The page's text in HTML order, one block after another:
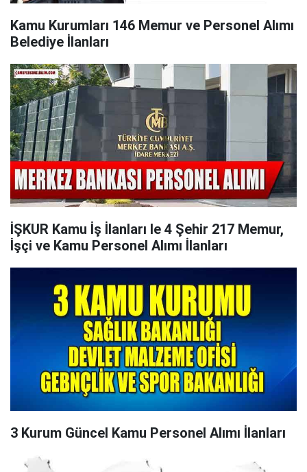
Kamu Kurumları 146 Memur ve Personel Alımı
Belediye İlanları
İŞKUR Kamu İş İlanları le 4 Şehir 217 Memur,
İşçi ve Kamu Personel Alımı İlanları
3 Kurum Güncel Kamu Personel Alımı İlanları